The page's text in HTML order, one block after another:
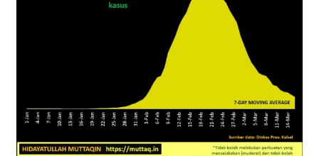
Grafik Melandainya Gelombang
Covid-19 Kalsel di Era Omicron:
Tetap Waspada